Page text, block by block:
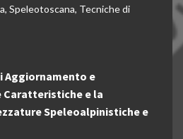
, Speleotoscana, Tecniche di
Aggiornamento e
Caratteristiche e la
Speleoalpinistiche e